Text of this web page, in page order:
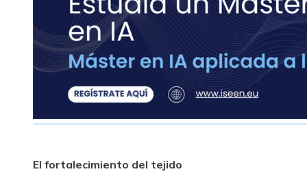
El fortalecimiento del tejido